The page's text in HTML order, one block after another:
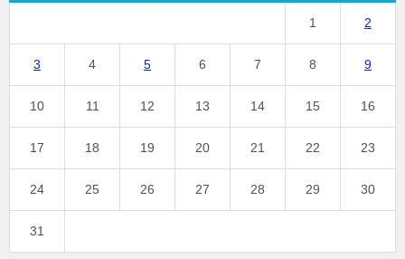
1 2
3 4 5 6 7 8 9
10 11 12 13 14 15 16
17 18 19 20 21 22 23
24 25 26 27 28 29 30
31